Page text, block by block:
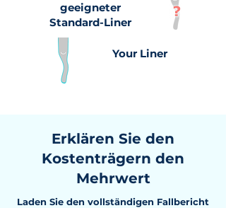
geeigneter
Standard-Liner
Your Liner
Erklären Sie den
Kostenträgern den
Mehrwert
Laden Sie den vollständigen Fallbericht